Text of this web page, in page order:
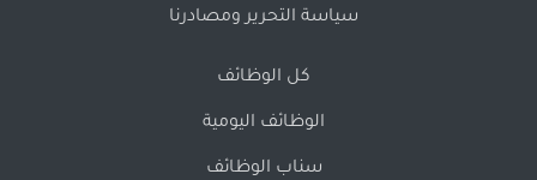
سياسة التحرير ومصادرنا
كل الوظائف
الوظائف اليومية
سناب الوظائف